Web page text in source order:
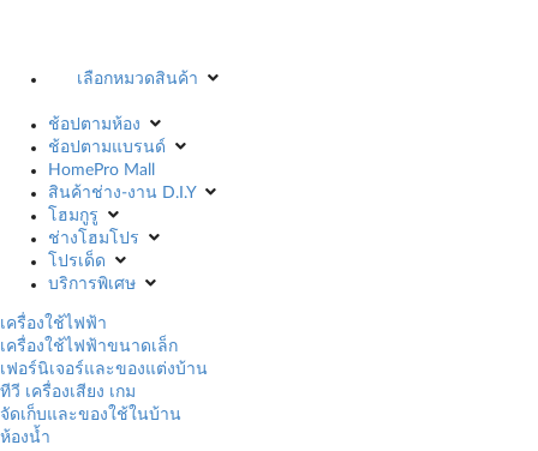
เลือกหมวดสินค้า
ช้อปตามห้อง
ช้อปตามแบรนด์
HomePro Mall
สินค้าช่าง-งาน D.I.Y
โฮมกูรู
ช่างโฮมโปร
โปรเด็ด
บริการพิเศษ
เครื่องใช้ไฟฟ้า
เครื่องใช้ไฟฟ้าขนาดเล็ก
เฟอร์นิเจอร์และของแต่งบ้าน
ทีวี เครื่องเสียง เกม
จัดเก็บและของใช้ในบ้าน
ห้องน้ำ